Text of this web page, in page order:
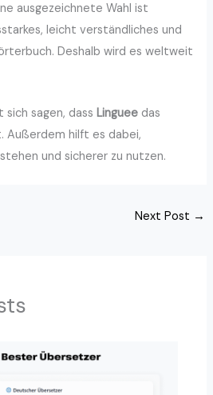
ausgezeichnete Wahl ist
leicht verständliches und
Deshalb wird es weltweit
sich sagen, dassLinguee das
Außerdem hilft es dabei,
und sicherer zu nutzen.
Next Post →